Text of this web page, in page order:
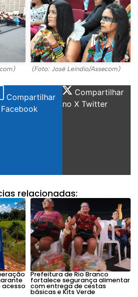
(Foto: José Leíndio/Assecom)
Compartilhar
Compartilhar
no X Twitter
relacionadas:
acesso
Prefeitura de Rio Branco
fortalece segurança alimentar
com entrega de cestas
básicas e Kits Verde